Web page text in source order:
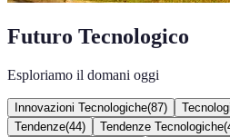
Futuro Tecnologico
Esploriamo il domani oggi
Innovazioni Tecnologiche(87)
Tendenze(44) Tendenze Tecnologiche(